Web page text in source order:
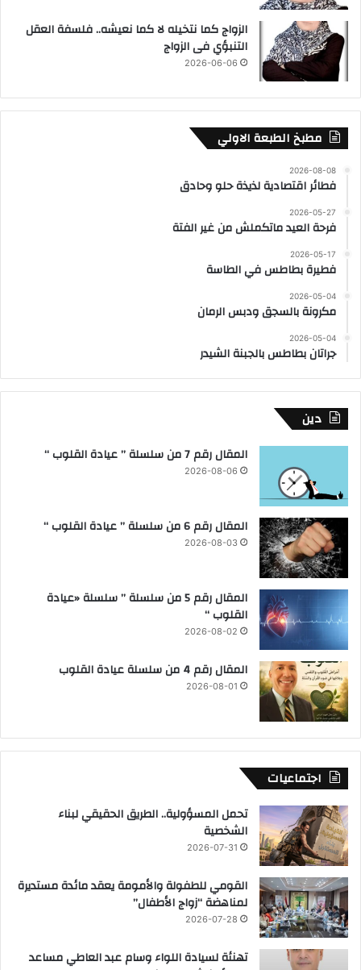
الزواج كما نتخيله لا كما نعيشه.. فلسفة العقل
التنبؤي فى الزواج
2026-06-06
مطبخ الطبعة الاولي
2026-08-08
فطائر اقتصادية لذيذة حلو وحادق
2026-05-27
فرحة العيد ماتكملش من غير الفتة
2026-05-17
فطيرة بطاطس في الطاسة
2026-05-04
مكرونة بالسجق ودبس الرمان
2026-05-04
جراتان بطاطس بالجبنة الشيدر
دين
المقال رقم 7 من سلسلة ” عيادة القلوب “
2026-08-06
المقال رقم 6 من سلسلة ” عيادة القلوب “
2026-08-03
المقال رقم 5 من سلسلة ” سلسلة «عيادة
القلوب “
2026-08-02
المقال رقم 4 من سلسلة عيادة القلوب
2026-08-01
اجتماعيات
تحمل المسؤولية.. الطريق الحقيقي لبناء
الشخصية
2026-07-31
القومي للطفولة والأمومة يعقد مائدة مستديرة
لمناهضة “زواج الأطفال”
2026-07-28
تهنئة لسيادة اللواء وسام عبد العاطي مساعد